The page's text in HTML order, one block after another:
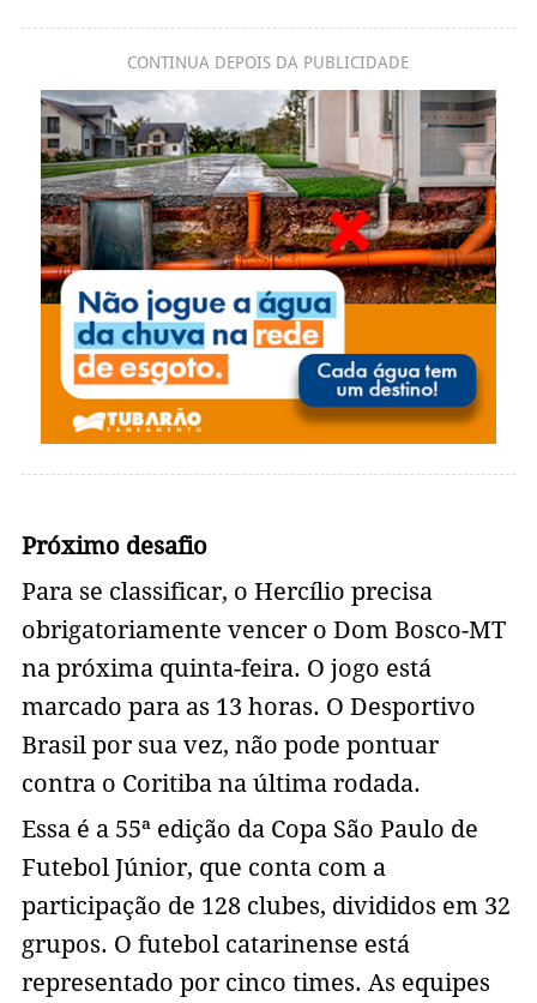
CONTINUA DEPOIS DA PUBLICIDADE
Próximo desafio
Para se classificar, o Hercílio precisa
obrigatoriamente vencer o Dom Bosco-MT
na próxima quinta-feira. O jogo está
marcado para as 13 horas. O Desportivo
Brasil por sua vez, não pode pontuar
contra o Coritiba na última rodada.
Essa é a 55ª edição da Copa São Paulo de
Futebol Júnior, que conta com a
participação de 128 clubes, divididos em 32
grupos. O futebol catarinense está
representado por cinco times. As equipes